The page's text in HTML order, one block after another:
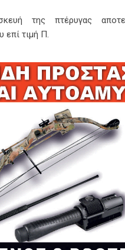
της πτέρυγας
επί τιμή Π.